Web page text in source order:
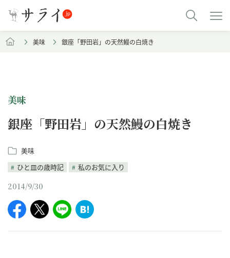
美味 銀座「野田岩」の天然鰻の白焼き
美味
銀座「野田岩」の天然鰻の白焼き
美味
ひと皿の歳時記
私のお気に入り
2014/9/30